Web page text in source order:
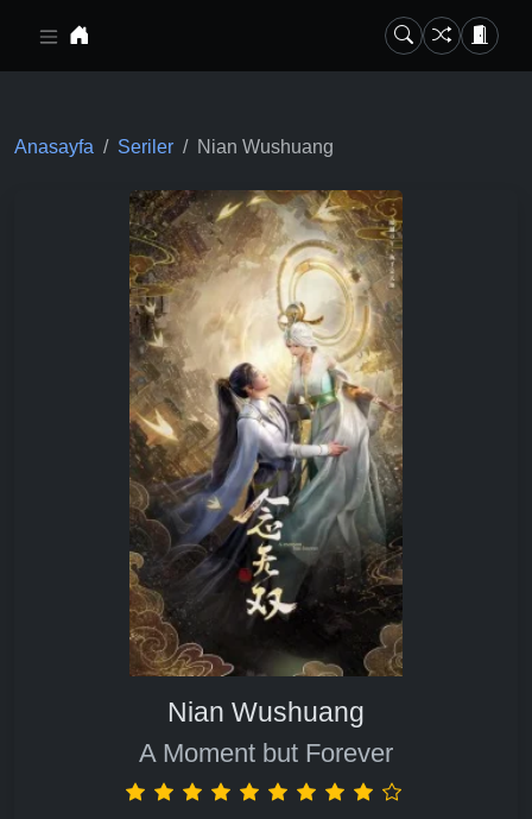
Anasayfa Seriler Nian Wushuang
Nian Wushuang
A Moment but Forever